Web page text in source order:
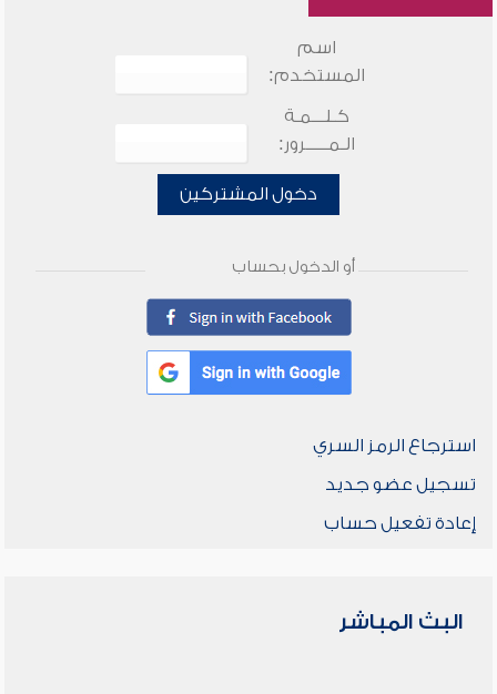
اسم
المستخدم:
كـلـــمـة
الـمـــــرور:
دخول المشتركين
أو الدخول بحساب
استرجاع الرمز السري
تسجيل عضو جديد
إعادة تفعيل حساب
البث المباشر